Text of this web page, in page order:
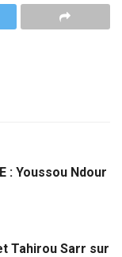
: Youssou Ndour
Tahirou Sarr sur